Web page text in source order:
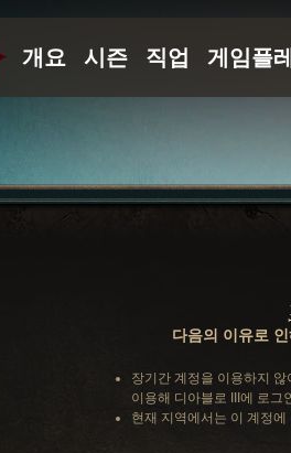
다음의 이유로
장기간 계정을 이용하지
이용해 디아블로 III에 로그
현재 지역에서는 이 계정